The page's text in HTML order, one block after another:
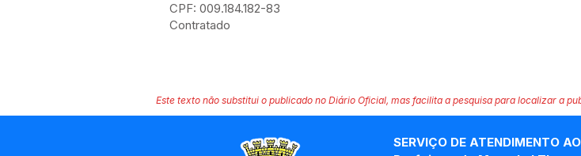
CPF: 009.184.182-83
Contratado
Este texto não substitui o publicado no Diário Oficial, mas facilita a pesquisa para localizar a
SERVIÇO DE ATENDIMENTO